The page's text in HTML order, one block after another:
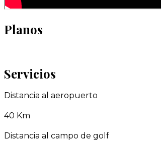
Planos
Servicios
Distancia al aeropuerto
40 Km
Distancia al campo de golf